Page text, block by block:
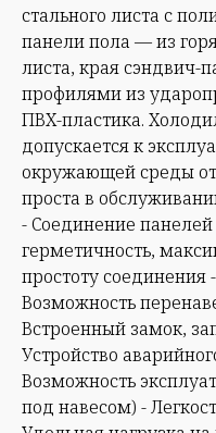
стального листа с
панели пола — из
листа, края
профилями из
ПВХ-пластика.
допускается к
окружающей среды
проста в
- Соединение
герметичность,
простоту
Возможность
Встроенный замок,
Устройство
Возможность
под навесом) -